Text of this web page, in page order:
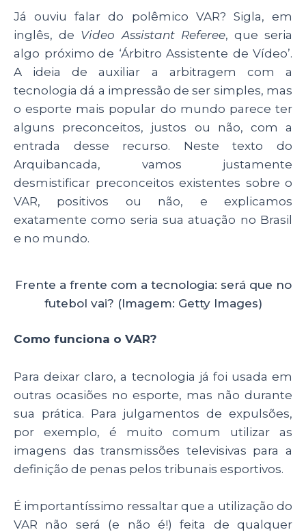
ts
A
p
p
e
b
o
o
k
e
dI
n
re
Já ouviu falar do polêmico VAR? Sigla, em
inglês, de Video Assistant Referee, que seria
algo próximo de ‘Árbitro Assistente de Vídeo’.
A ideia de auxiliar a arbitragem com a
tecnologia dá a impressão de ser simples, mas
o esporte mais popular do mundo parece ter
alguns preconceitos, justos ou não, com a
entrada desse recurso. Neste texto do
Arquibancada, vamos justamente
desmistificar preconceitos existentes sobre o
VAR, positivos ou não, e explicamos
exatamente como seria sua atuação no Brasil
e no mundo.
Frente a frente com a tecnologia: será que no
futebol vai? (Imagem: Getty Images)
Como funciona o VAR?
Para deixar claro, a tecnologia já foi usada em
outras ocasiões no esporte, mas não durante
sua prática. Para julgamentos de expulsões,
por exemplo, é muito comum utilizar as
imagens das transmissões televisivas para a
definição de penas pelos tribunais esportivos.
É importantíssimo ressaltar que a utilização do
VAR não será (e não é!) feita de qualquer